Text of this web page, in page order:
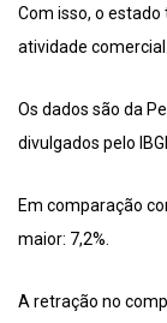
Com isso, o
atividade comercial.
Os dados são da
divulgados pelo
Em comparação
maior: 7,2%.
A retração no